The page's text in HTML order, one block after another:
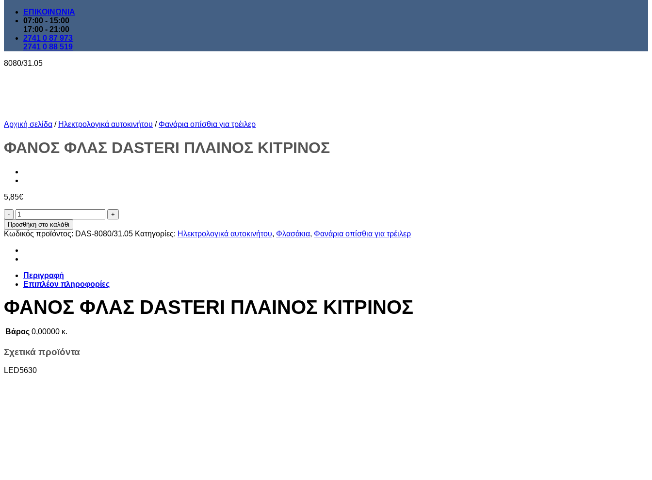
ΕΠΙΚΟΙΝΩΝΙΑ
07:00 - 15:00
17:00 - 21:00
2741 0 87 973
2741 0 88 519
8080/31.05
Αρχική σελίδα / Ηλεκτρολογικά αυτοκινήτου / Φανάρια οπίσθια για τρέιλερ
ΦΑΝΟΣ ΦΛΑΣ DASTERI ΠΛΑΙΝΟΣ ΚΙΤΡΙΝΟΣ
5,85€
ΦΑΝΟΣ
ΦΛΑΣ
DASTERI
ΠΛΑΙΝΟΣ
ΚΙΤΡΙΝΟΣ
ποσότητα
Προσθήκη στο καλάθι
Κωδικός προϊόντος: DAS-8080/31.05 Κατηγορίες: Ηλεκτρολογικά αυτοκινήτου, Φλασάκια, Φανάρια οπίσθια για τρέιλερ
Περιγραφή
Επιπλέον πληροφορίες
ΦΑΝΟΣ ΦΛΑΣ DASTERI ΠΛΑΙΝΟΣ ΚΙΤΡΙΝΟΣ
Βάρος 0,00000 κ.
Σχετικά προϊόντα
LED5630